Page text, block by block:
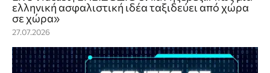
ελληνική ασφαλιστική ιδέα ταξιδεύει από χώρα
σε χώρα»
27.07.2026